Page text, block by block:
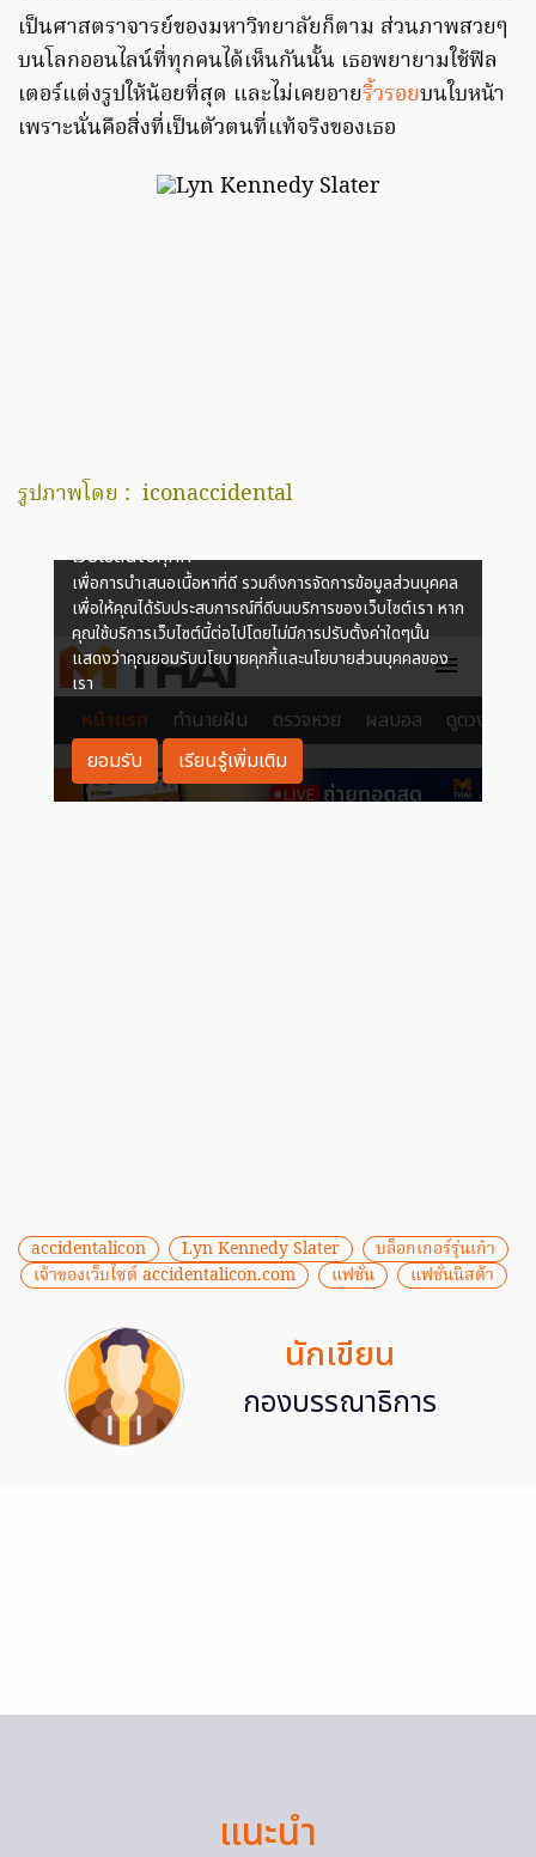
เป็นศาสตราจารย์ของมหาวิทยาลัยก็ตาม ส่วนภาพสวยๆ
บนโลกออนไลน์ที่ทุกคนได้เห็นกันนั้น เธอพยายามใช้ฟิล
เตอร์แต่งรูปให้น้อยที่สุด และไม่เคยอายริ้วรอยบนใบหน้า
เพราะนั่นคือสิ่งที่เป็นตัวตนที่แท้จริงของเธอ
รูปภาพโดย : iconaccidental
accidentalicon Lyn Kennedy Slater
บล็อกเกอร์รุ่นเก๋า
เจ้าของเว็บไซต์ accidentalicon.com
แฟชั่น แฟชั่นนิสต้า
นักเขียน
กองบรรณาธิการ
แนะนำ